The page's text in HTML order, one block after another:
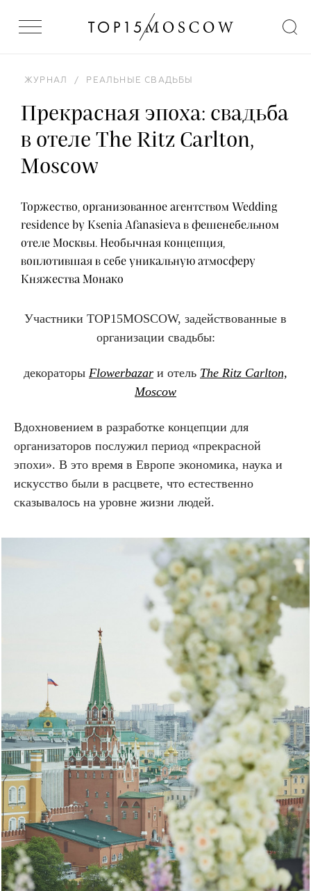
ЖУРНАЛ / РЕАЛЬНЫЕ СВАДЬБЫ
Прекрасная эпоха: свадьба
в отеле The Ritz Carlton,
Moscow
Торжество, организованное агентством Wedding
residence by Ksenia Afanasieva в фешенебельном
отеле Москвы. Необычная концепция,
воплотившая в себе уникальную атмосферу
Княжества Монако
Участники TOP15MOSCOW, задействованные в
организации свадьбы:
декораторы Flowerbazar и отель The Ritz Carlton,
Moscow
Вдохновением в разработке концепции для
организаторов послужил период «прекрасной
эпохи». В это время в Европе экономика, наука и
искусство были в расцвете, что естественно
сказывалось на уровне жизни людей.